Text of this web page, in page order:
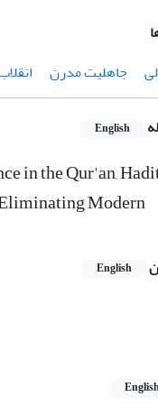
جاهلیت مدرن
English
in the Qur'an,
Modern
English